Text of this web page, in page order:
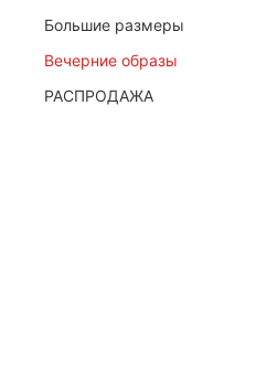
Большие размеры
Вечерние образы
РАСПРОДАЖА